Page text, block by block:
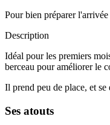
Pour bien préparer l'arrivée
Description
Idéal pour les premiers
berceau pour améliorer le
Il prend peu de place, et se
Ses atouts